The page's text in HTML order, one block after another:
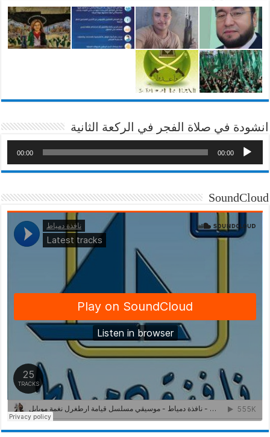
انشودة في صلاة الفجر في الركعة الثانية
00:00
00:00
SoundCloud